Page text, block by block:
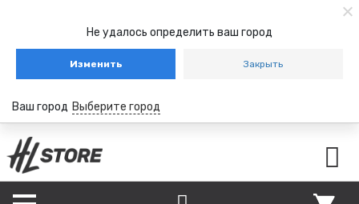
Не удалось определить ваш город
Изменить Закрыть
Ваш город Выберите город